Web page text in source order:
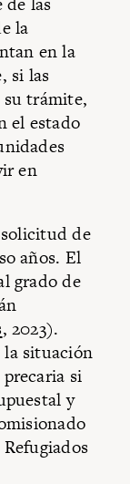
la
en la
si las
trámite,
el estado
en
de
años. El
grado de
, 2023).
la situación
si
y